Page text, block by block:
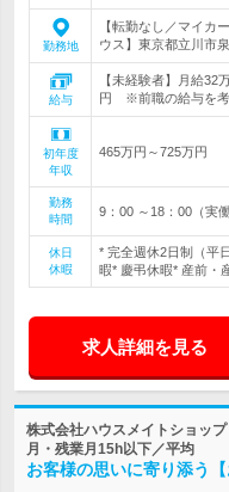
勤務地
【転勤なし／マイカ
ウス】東京都立川市
給与
【未経験者】月給32
円 ※前職の給与を考
初年度
年収
465万円～725万円
勤務
時間
9：00 ～18：00（実
休日
休暇
* 完全週休2日制（平
暇* 慶弔休暇* 産前・
求人詳細を見る
株式会社ハウスメイトショッ
月・残業月15h以下／平均
お客様の思いに寄り添う